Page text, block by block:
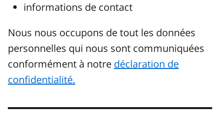
informations de contact
Nous nous occupons de tout les données
personnelles qui nous sont communiquées
conformément à notre déclaration de
confidentialité.